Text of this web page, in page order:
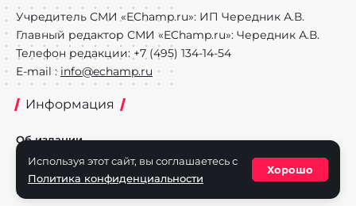
Учредитель СМИ «EChamp.ru»: ИП Чередник А.В.
Главный редактор СМИ «EChamp.ru»: Чередник А.В.
Телефон редакции: +7 (495) 134-14-54
E-mail : info@echamp.ru
Информация
Об издании
Реклама на портале
Политика конфиденциальности
Используя этот сайт, вы соглашаетесь с
Политика конфиденциальности
Хорошо